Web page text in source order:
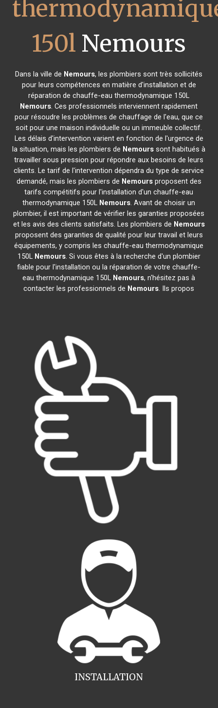
150l Nemours
Dans la ville de Nemours, les plombiers sont très sollicités
pour leurs compétences en matière d'installation et de
réparation de chauffe-eau thermodynamique 150L
Nemours. Ces professionnels interviennent rapidement
pour résoudre les problèmes de chauffage de l'eau, que ce
soit pour une maison individuelle ou un immeuble collectif.
Les délais d'intervention varient en fonction de l'urgence de
la situation, mais les plombiers de Nemours sont habitués à
travailler sous pression pour répondre aux besoins de leurs
clients. Le tarif de l'intervention dépendra du type de service
demandé, mais les plombiers de Nemoursproposent des
tarifs compétitifs pour l'installation d'un chauffe-eau
thermodynamique 150L Nemours. Avant de choisir un
plombier, il est important de vérifier les garanties proposées
et les avis des clients satisfaits. Les plombiers de Nemours
proposent des garanties de qualité pour leur travail et leurs
équipements, y compris les chauffe-eau thermodynamique
150L Nemours. Si vous êtes à la recherche d'un plombier
fiable pour l'installation ou la réparation de votre chauffe-
eau thermodynamique 150L Nemours, n'hésitez pas à
contacter les professionnels de Nemours. Ils propos
INSTALLATION